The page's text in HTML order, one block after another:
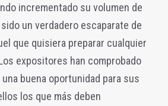
incrementado su volumen de
sido un verdadero escaparate de
que quisiera preparar cualquier
expositores han comprobado
buena oportunidad para sus
los que más deben